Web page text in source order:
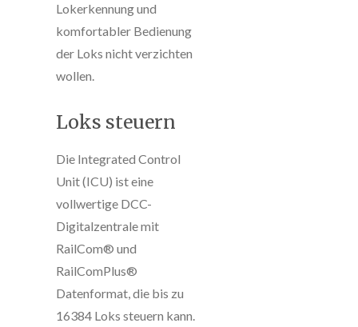
Lokerkennung und
komfortabler Bedienung
der Loks nicht verzichten
wollen.
Loks steuern
Die Integrated Control
Unit (ICU) ist eine
vollwertige DCC-
Digitalzentrale mit
RailCom® und
RailComPlus®
Datenformat, die bis zu
16384 Loks steuern kann.